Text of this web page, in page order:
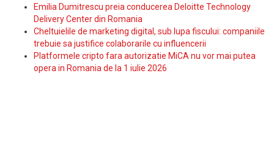
Emilia Dumitrescu preia conducerea Deloitte Technology
Delivery Center din Romania
Cheltuielile de marketing digital, sub lupa fiscului: companiile
trebuie sa justifice colaborarile cu influencerii
Platformele cripto fara autorizatie MiCA nu vor mai putea
opera in Romania de la 1 iulie 2026